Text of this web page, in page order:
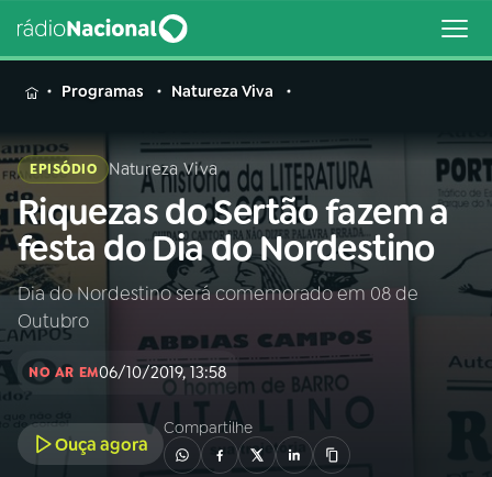
MENU
Buscar
na
Rádio
Nacional
Buscar
Programas Natureza Viva
EPISÓDIO Natureza Viva
Riquezas do Sertão fazem a
festa do Dia do Nordestino
Dia do Nordestino será comemorado em 08 de
Outubro
NO AR EM06/10/2019, 13:58
Ouça agora
Compartilhe